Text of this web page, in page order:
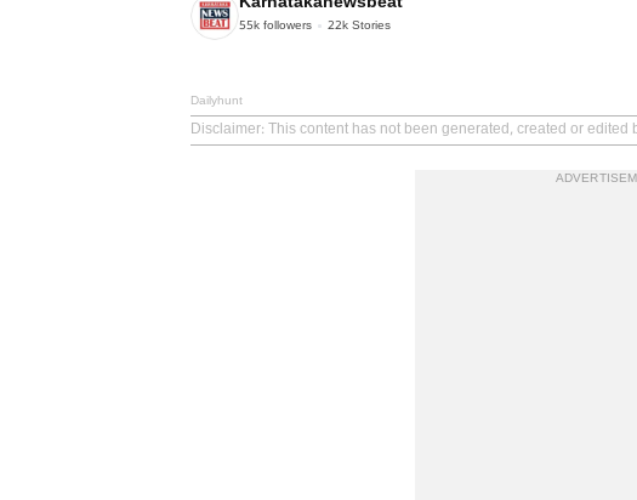
Karnatakanewsbeat
55k followers 22k Stories
Dailyhunt
Disclaimer: This content has not been generated, created or